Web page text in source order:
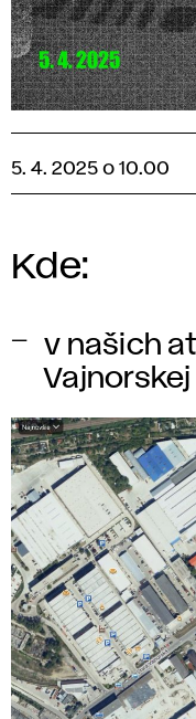
5. 4. 2025 o 10.00
Kde:
v našich
Vajnorskej